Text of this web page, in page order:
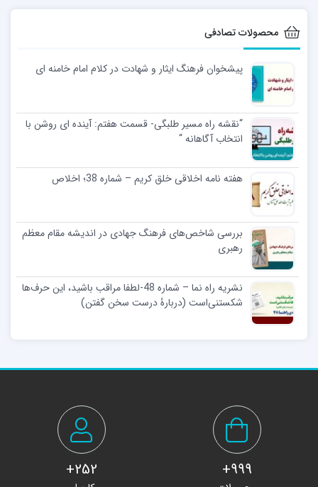
محصولات تصادفی
پیشخوان فرهنگ ایثار و شهادت در کلام امام خامنه ای
“نقشه راه مسیر طلبگی- قسمت هفتم: آینده ای روشن با
انتخاب آگاهانه “
هفته نامه اخلاقی خلق کریم – شماره 38؛ اخلاص
بررسی شاخص‌های فرهنگ جهادی در انديشه مقام معظم
رهبری
نشریه راه نما – شماره 48-لطفا مراقب باشید، این حرف‌ها
شکستنی‌است (دربارۀ درست سخن گفتن)
999+
252+